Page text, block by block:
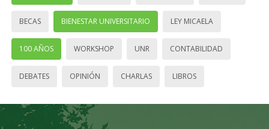
BECAS BIENESTAR UNIVERSITARIO LEY MICAELA
100 AÑOS WORKSHOP UNR CONTABILIDAD
DEBATES OPINIÓN CHARLAS LIBROS